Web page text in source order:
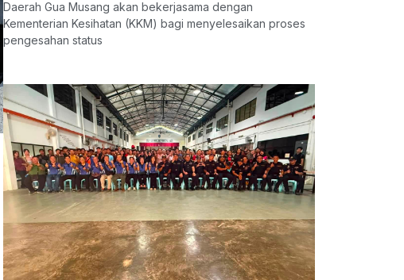
Daerah Gua Musang akan bekerjasama dengan
Kementerian Kesihatan (KKM) bagi menyelesaikan proses
pengesahan status